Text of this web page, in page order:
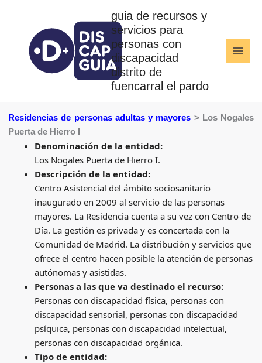
al
contenido
guia de recursos y
servicios para
personas con
discapacidad
distrito de
fuencarral el pardo
Residencias de personas adultas y mayores > Los Nogales
Puerta de Hierro I
Denominación de la entidad:
Los Nogales Puerta de Hierro I.
Descripción de la entidad:
Centro Asistencial del ámbito sociosanitario
inaugurado en 2009 al servicio de las personas
mayores. La Residencia cuenta a su vez con Centro de
Día. La gestión es privada y es concertada con la
Comunidad de Madrid. La distribución y servicios que
ofrece el centro hacen posible la atención de personas
autónomas y asistidas.
Personas a las que va destinado el recurso:
Personas con discapacidad física, personas con
discapacidad sensorial, personas con discapacidad
psíquica, personas con discapacidad intelectual,
personas con discapacidad orgánica.
Tipo de entidad: